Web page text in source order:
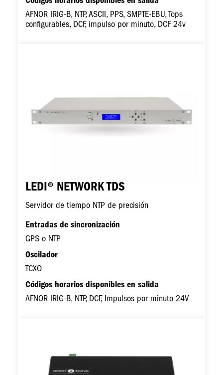
AFNOR IRIG-B, NTP, ASCII, PPS, SMPTE-EBU, Tops
configurables, DCF, impulso por minuto, DCF 24v
LEDI® NETWORK TDS
Servidor de tiempo NTP de precisión
Entradas de sincronización
GPS o NTP
Oscilador
TCXO
Códigos horarios disponibles en salida
AFNOR IRIG-B, NTP, DCF, Impulsos por minuto 24V